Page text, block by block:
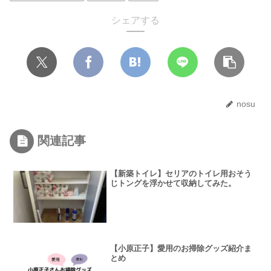
シェアする
nosu
関連記事
【新築トイレ】セリアのトイレ用おそう
じトングを浮かせて収納してみた。
【小原正子】愛用のお掃除グッズ紹介ま
とめ